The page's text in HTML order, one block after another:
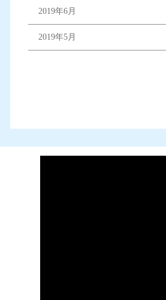
2019年6月
2019年5月